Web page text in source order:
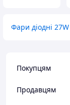
Фари діодні 27W
Покупцям
Продавцям